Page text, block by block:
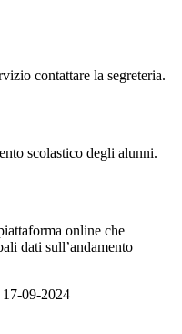
contattare la segreteria.
scolastico degli alunni.
online che
dati sull’andamento
17-09-2024